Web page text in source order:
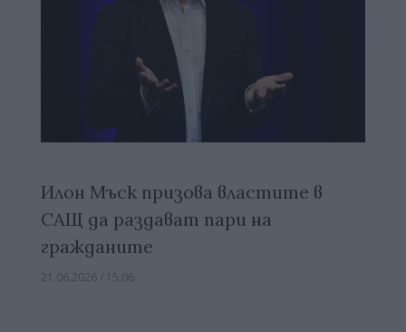
Илон Мъск призова властите в
САЩ да раздават пари на
гражданите
21.06.2026 / 15:06